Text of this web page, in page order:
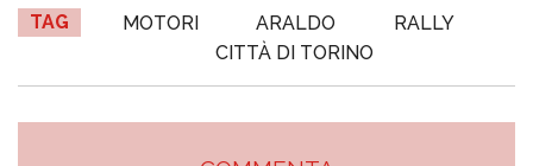
TAG MOTORI ARALDO
RALLY
CITTÀ DI TORINO